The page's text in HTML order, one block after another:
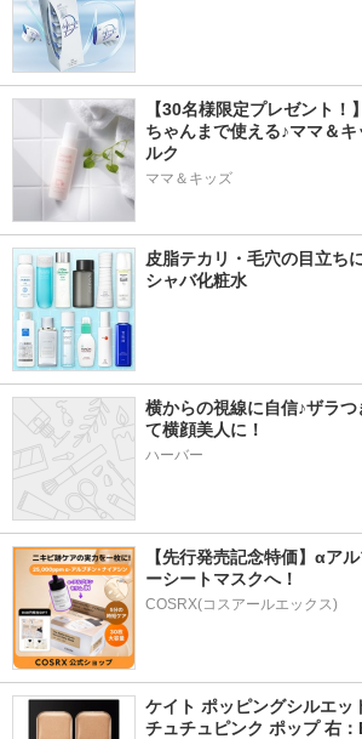
【30名様限定プレゼント
ちゃんまで使える♪ママ＆キ
ルク
ママ＆キッズ
皮脂テカリ・毛穴の目立ち
シャバ化粧水
横からの視線に自信♪ザラ
て横顔美人に！
ハーバー
【先行発売記念特価】αア
ーシートマスクへ！
COSRX(コスアールエックス)
ケイト ポッピングシルエッ
チュチュピンク ポップ 右